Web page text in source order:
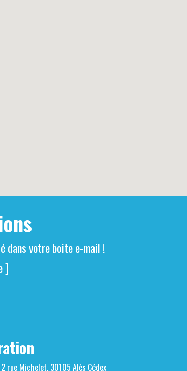
dans votre boite e-mail !
]
rue Michelet, 30105 Alès Cédex